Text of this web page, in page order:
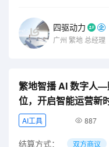
四驱动力
广州 繁地 总经理
繁地智播 AI 数字人—
位，开启智能运营新
AI工具 887
结算方式： 双方商议